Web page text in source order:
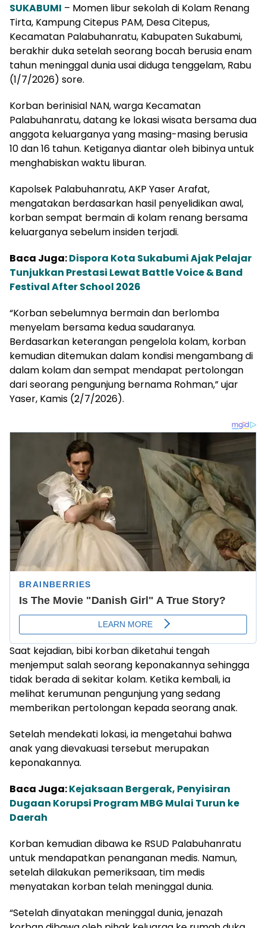
SUKABUMI – Momen libur sekolah di Kolam Renang
Tirta, Kampung Citepus PAM, Desa Citepus,
Kecamatan Palabuhanratu, Kabupaten Sukabumi,
berakhir duka setelah seorang bocah berusia enam
tahun meninggal dunia usai diduga tenggelam, Rabu
(1/7/2026) sore.
Korban berinisial NAN, warga Kecamatan
Palabuhanratu, datang ke lokasi wisata bersama dua
anggota keluarganya yang masing-masing berusia
10 dan 16 tahun. Ketiganya diantar oleh bibinya untuk
menghabiskan waktu liburan.
Kapolsek Palabuhanratu, AKP Yaser Arafat,
mengatakan berdasarkan hasil penyelidikan awal,
korban sempat bermain di kolam renang bersama
keluarganya sebelum insiden terjadi.
Baca Juga:Dispora Kota Sukabumi Ajak Pelajar
Tunjukkan Prestasi Lewat Battle Voice & Band
Festival After School 2026
“Korban sebelumnya bermain dan berlomba
menyelam bersama kedua saudaranya.
Berdasarkan keterangan pengelola kolam, korban
kemudian ditemukan dalam kondisi mengambang di
dalam kolam dan sempat mendapat pertolongan
dari seorang pengunjung bernama Rohman,” ujar
Yaser, Kamis (2/7/2026).
Saat kejadian, bibi korban diketahui tengah
menjemput salah seorang keponakannya sehingga
tidak berada di sekitar kolam. Ketika kembali, ia
melihat kerumunan pengunjung yang sedang
memberikan pertolongan kepada seorang anak.
Setelah mendekati lokasi, ia mengetahui bahwa
anak yang dievakuasi tersebut merupakan
keponakannya.
Baca Juga:Kejaksaan Bergerak, Penyisiran
Dugaan Korupsi Program MBG Mulai Turun ke
Daerah
Korban kemudian dibawa ke RSUD Palabuhanratu
untuk mendapatkan penanganan medis. Namun,
setelah dilakukan pemeriksaan, tim medis
menyatakan korban telah meninggal dunia.
“Setelah dinyatakan meninggal dunia, jenazah